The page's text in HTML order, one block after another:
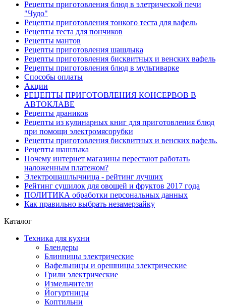
Рецепты приготовления блюд в элетрической печи
"Чудо"
Рецепты приготовления тонкого теста для вафель
Рецепты теста для пончиков
Рецепты мантов
Рецепты приготовления шашлыка
Рецепты приготовления бисквитных и венских вафель
Рецепты приготовления блюд в мультиварке
Способы оплаты
Акции
РЕЦЕПТЫ ПРИГОТОВЛЕНИЯ КОНСЕРВОВ В
АВТОКЛАВЕ
Рецепты драников
Рецепты из кулинарных книг для приготовления блюд
при помощи электромясорубки
Рецепты приготовления бисквитных и венских вафель.
Рецепты шашлыка
Почему интернет магазины перестают работать
наложенным платежом?
Электрошашлычница - рейтинг лучших
Рейтинг сушилок для овощей и фруктов 2017 года
ПОЛИТИКА обработки персональных данных
Как правильно выбрать незамерзайку
Каталог
Техника для кухни
Блендеры
Блинницы электрические
Вафельницы и орешницы электрические
Грили электрические
Измельчители
Йогуртницы
Коптильни